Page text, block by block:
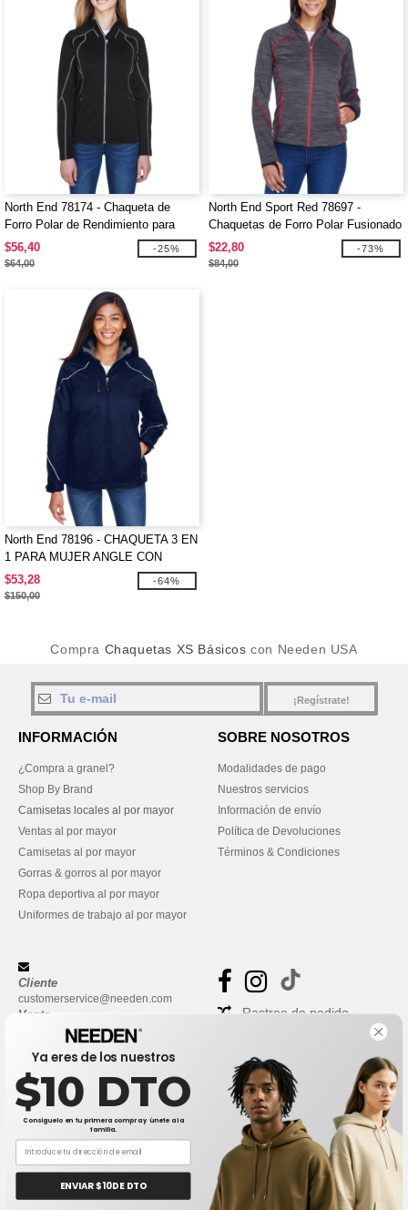
North End 78174 - Chaqueta de
Forro Polar de Rendimiento para
Damas Gravity
$56,40
$64,00
-25%
North End Sport Red 78697 -
Chaquetas de Forro Polar Fusionado
Flux Melange
$22,80
$84,00
-73%
North End 78196 - CHAQUETA 3 EN
1 PARA MUJER ANGLE CON
FORRO DE FORRO POLAR UNIDO
$53,28
$150,00
-64%
Compra Chaquetas XS Básicos con Needen USA
¡Regístrate!
INFORMACIÓN
¿Compra a granel?
Shop By Brand
Camisetas locales al por mayor
Ventas al por mayor
Camisetas al por mayor
Gorras & gorros al por mayor
Ropa deportiva al por mayor
Uniformes de trabajo al por mayor
SOBRE NOSOTROS
Modalidades de pago
Nuestros servicios
Información de envío
Política de Devoluciones
Términos & Condiciones
Cliente
customerservice@needen.com
Venta
sales@needen.com
Rastreo de pedido
Ya eres de los nuestros
$10 DTO
Consíguelo en tu primera compra y únete a la
familia.
ENVIAR $10 DE DTO